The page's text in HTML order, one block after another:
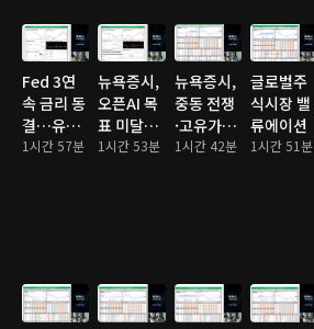
Fed 3연
속 금리 동
결…유가
급등에 혼
1시간 57분
뉴욕증시,
오픈AI 목
표 미달에
기술주 ‘비
1시간 53분
뉴욕증시,
중동 전쟁
·고유가에
도 상승…
1시간 42분
글로벌주
식시장 밸
류에이션
1시간 51분